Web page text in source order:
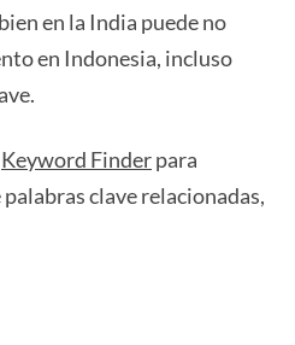
en la India puede no
en Indonesia, incluso
Keyword Finderpara
clave relacionadas,